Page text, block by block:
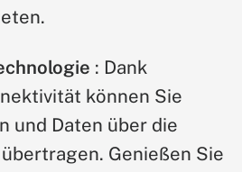
: Dank
können Sie
und Daten über die
Genießen Sie